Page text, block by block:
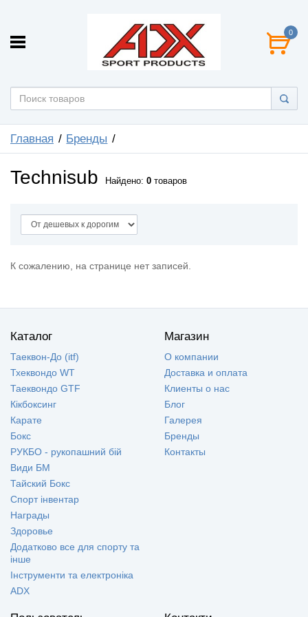
0
Главная Бренды
Technisub Найдено: 0 товаров
К сожалению, на странице нет записей.
Каталог
Таеквон-До (itf)
Тхеквондо WT
Таеквондо GTF
Кікбоксинг
Карате
Бокс
РУКБО - рукопашний бій
Види БМ
Тайский Бокс
Спорт інвентар
Награды
Здоровье
Додатково все для спорту та
інше
Інструменти та електроніка
ADX
Магазин
О компании
Доставка и оплата
Клиенты о нас
Блог
Галерея
Бренды
Контакты